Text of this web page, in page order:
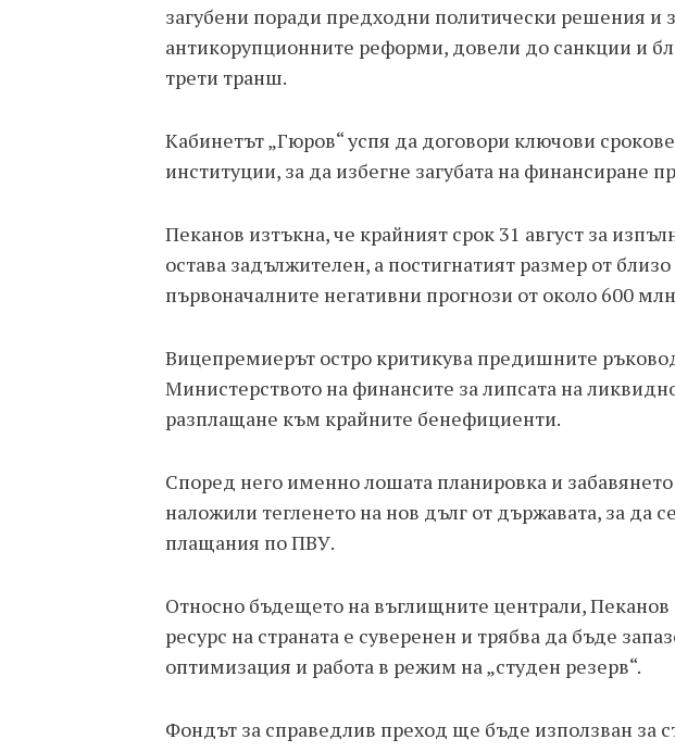
загубени поради предходни политически решения и
антикорупционните реформи, довели до санкции и
трети транш.
Кабинетът „Гюров“ успя да договори ключови
институции, за да избегне загубата на финансиране
Пеканов изтъкна, че крайният срок 31 август за
остава задължителен, а постигнатият размер от
първоначалните негативни прогнози от около 600
Вицепремиерът остро критикува предишните
Министерството на финансите за липсата на
разплащане към крайните бенефициенти.
Според него именно лошата планировка и
наложили тегленето на нов дълг от държавата, за да
плащания по ПВУ.
Относно бъдещето на въглищните централи, Пеканов
ресурс на страната е суверенен и трябва да бъде
оптимизация и работа в режим на „студен резерв“.
Фондът за справедлив преход ще бъде използван за